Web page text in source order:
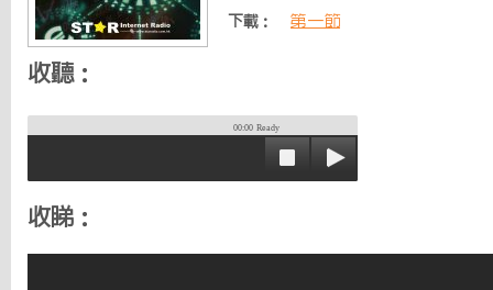
下載： 第一節
收聽：
00:00 Ready
收睇：